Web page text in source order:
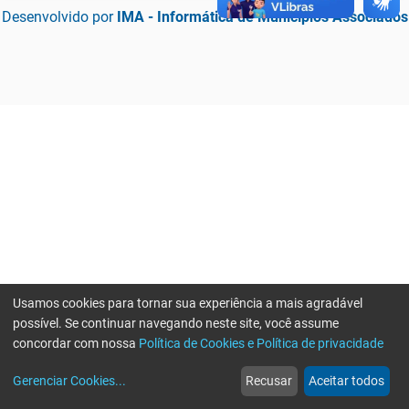
Desenvolvido por IMA - Informática de Municípios Associados
web
Notícias
more_horiz
Mais
Usamos cookies para tornar sua experiência a mais agradável
possível. Se continuar navegando neste site, você assume
concordar com nossa Política de Cookies e Política de privacidade
Gerenciar Cookies... Recusar Aceitar todos
Erro ao enviar informações, por favor tente novamente